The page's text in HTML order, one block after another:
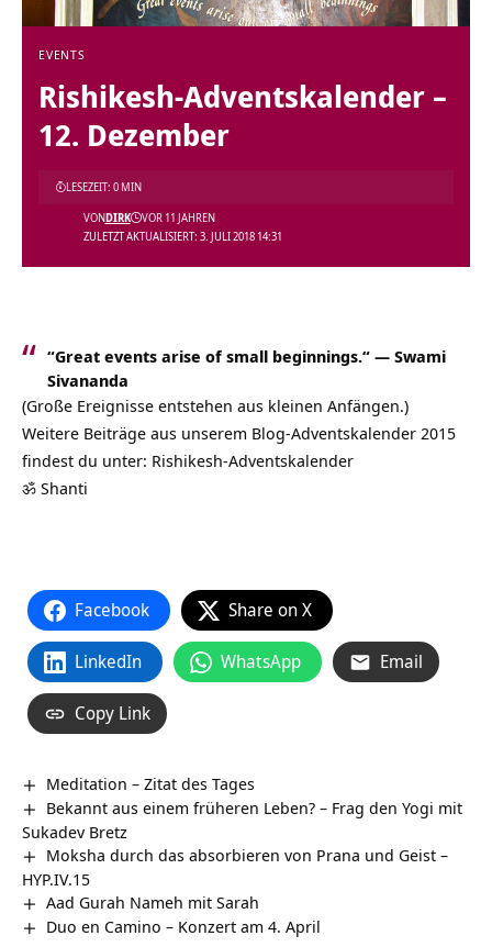
EVENTS
Rishikesh-Adventskalender –
12. Dezember
ZULETZT AKTUALISIERT: 3. JULI 2018 14:31
VONDIRK VOR 11 JAHREN
LESEZEIT: 0 MIN
“Great events arise of small beginnings.“ — Swami
Sivananda
(Große Ereignisse entstehen aus kleinen Anfängen.)
Weitere Beiträge aus unserem Blog-Adventskalender 2015
findest du unter: Rishikesh-Adventskalender
ॐ Shanti
Facebook Share on X
LinkedIn WhatsApp Email
Copy Link
Meditation – Zitat des Tages
Bekannt aus einem früheren Leben? – Frag den Yogi mit
Sukadev Bretz
Moksha durch das absorbieren von Prana und Geist –
HYP.IV.15
Aad Gurah Nameh mit Sarah
Duo en Camino – Konzert am 4. April